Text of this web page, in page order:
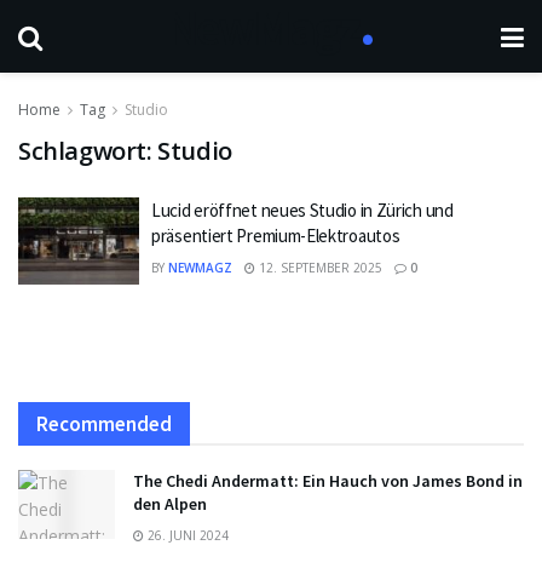
Home Tag Studio
Schlagwort: Studio
Lucid eröffnet neues Studio in Zürich und
präsentiert Premium-Elektroautos
BY NEWMAGZ 12. SEPTEMBER 2025 0
Recommended
The Chedi Andermatt: Ein Hauch von James Bond in
den Alpen
26. JUNI 2024